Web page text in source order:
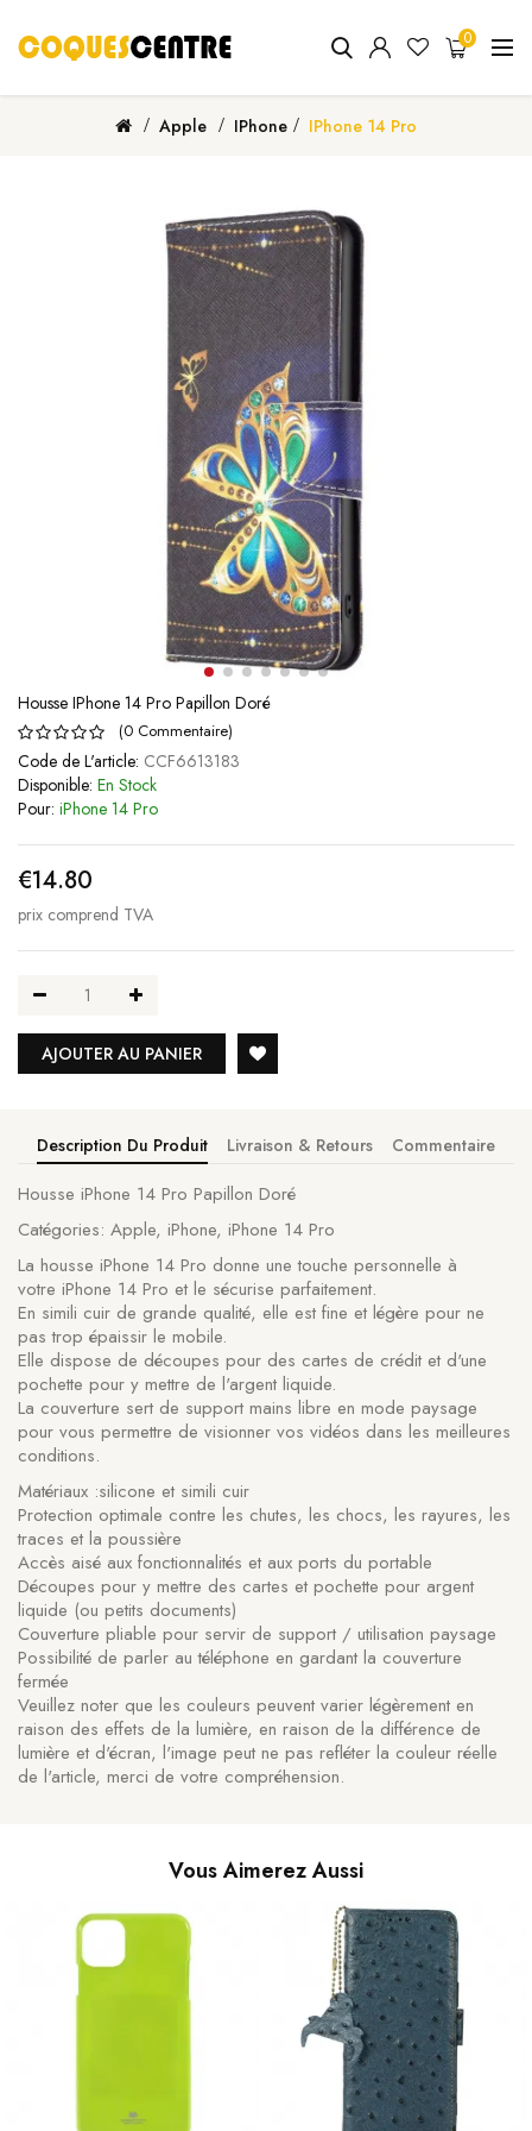
0
Apple IPhone IPhone 14 Pro
Housse IPhone 14 Pro Papillon Doré
(0 Commentaire)
Code de L'article: CCF6613183
Disponible: En Stock
Pour: iPhone 14 Pro
€14.80
prix comprend TVA
AJOUTER AU PANIER
Description Du Produit Livraison & Retours Commentaire
Housse iPhone 14 Pro Papillon Doré
Catégories: Apple, iPhone, iPhone 14 Pro
La housse iPhone 14 Pro donne une touche personnelle à
votre iPhone 14 Pro et le sécurise parfaitement.
En simili cuir de grande qualité, elle est fine et légère pour ne
pas trop épaissir le mobile.
Elle dispose de découpes pour des cartes de crédit et d'une
pochette pour y mettre de l'argent liquide.
La couverture sert de support mains libre en mode paysage
pour vous permettre de visionner vos vidéos dans les meilleures
conditions.
Matériaux :silicone et simili cuir
Protection optimale contre les chutes, les chocs, les rayures, les
traces et la poussière
Accès aisé aux fonctionnalités et aux ports du portable
Découpes pour y mettre des cartes et pochette pour argent
liquide (ou petits documents)
Couverture pliable pour servir de support / utilisation paysage
Possibilité de parler au téléphone en gardant la couverture
fermée
Veuillez noter que les couleurs peuvent varier légèrement en
raison des effets de la lumière, en raison de la différence de
lumière et d'écran, l'image peut ne pas refléter la couleur réelle
de l'article, merci de votre compréhension.
Vous Aimerez Aussi